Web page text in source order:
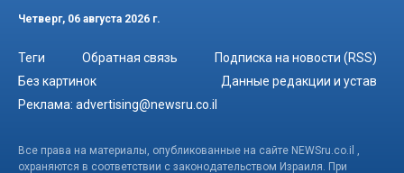
Четверг, 06 августа 2026 г.
Теги Обратная связь
Подписка на новости (RSS)
Без картинок
Данные редакции и устав
Реклама: advertising@newsru.co.il
Все права на материалы, опубликованные на сайте NEWSru.co.il ,
охраняются в соответствии с законодательством Израиля. При